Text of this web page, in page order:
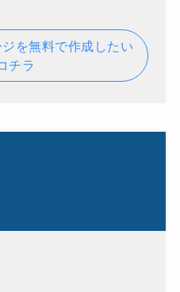
を無料で作成したい
チラ